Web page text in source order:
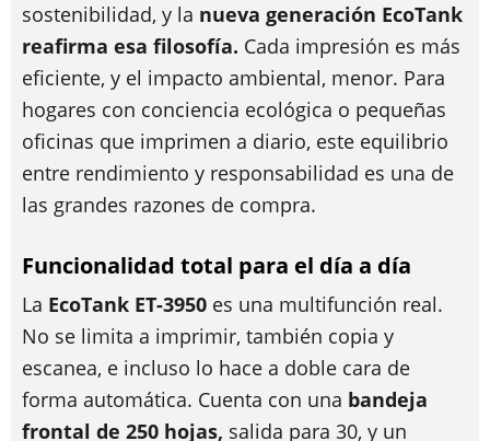
sostenibilidad, y la nueva generación EcoTank
reafirma esa filosofía. Cada impresión es más
eficiente, y el impacto ambiental, menor. Para
hogares con conciencia ecológica o pequeñas
oficinas que imprimen a diario, este equilibrio
entre rendimiento y responsabilidad es una de
las grandes razones de compra.
Funcionalidad total para el día a día
La EcoTank ET-3950 es una multifunción real.
No se limita a imprimir, también copia y
escanea, e incluso lo hace a doble cara de
forma automática. Cuenta con una bandeja
frontal de 250 hojas, salida para 30, y un